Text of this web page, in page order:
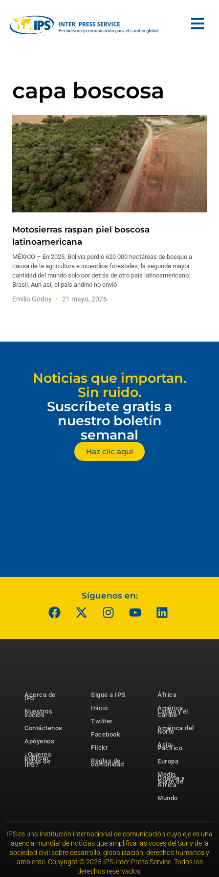
capa boscosa
Motosierras raspan piel boscosa
latinoamericana
MÉXICO – En 2025, Bolivia perdió 620 000 hectáreas de bosque a
causa de la agricultura e incendios forestales, la segunda mayor
cantidad del mundo solo por detrás de otro país latinoamericano:
Brasil. Aun así, el país andino no envió
Emilio Godoy 21 mayo, 2026
Noticias que importan.
Sin ruido.
Suscríbete gratis a
nuestro boletín
semanal
Haz clic aquí
Síguenos en:
Acerca de
IPS
Nuestros
socios
Contáctenos
Apóyenos
¿Quieres
publicar
notas de
IPS?
Sigue a IPS
Inicio
Twitter
Facebook
Flickr
Reglas de
comunidad
África
América
Latina y el
Caribe
América del
Norte
Asia-
Pacífico
Europa
Medio
Oriente y
Norte de
África
Mundo
IPS es una institución internacional de comunicación cuyo eje es una
agencia mundial de noticias que amplifica las voces del Sur y de la
sociedad civil sobre desarrollo, globalización, derechos humanos y
ambiente. Copyright © 2025 IPS-Inter Press Service. Todos los
derechos reservados.